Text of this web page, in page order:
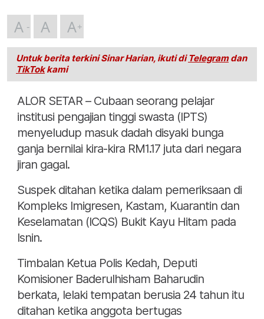
A A A
Untuk berita terkini Sinar Harian, ikuti di Telegramdan
TikTokkami
ALOR SETAR – Cubaan seorang pelajar
institusi pengajian tinggi swasta (IPTS)
menyeludup masuk dadah disyaki bunga
ganja bernilai kira-kira RM1.17 juta dari negara
jiran gagal.
Suspek ditahan ketika dalam pemeriksaan di
Kompleks Imigresen, Kastam, Kuarantin dan
Keselamatan (ICQS) Bukit Kayu Hitam pada
Isnin.
Timbalan Ketua Polis Kedah, Deputi
Komisioner Baderulhisham Baharudin
berkata, lelaki tempatan berusia 24 tahun itu
ditahan ketika anggota bertugas